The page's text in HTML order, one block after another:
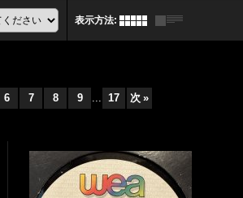
表示方法:
6 7 8 9 ... 17 次 »